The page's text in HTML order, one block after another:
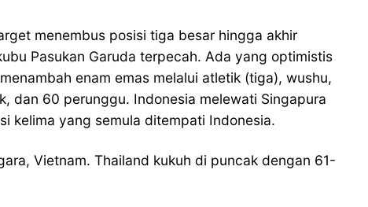
menembus posisi tiga besar hingga akhir
Pasukan Garuda terpecah. Ada yang optimistis
enam emas melalui atletik (tiga), wushu,
dan 60 perunggu. Indonesia melewati Singapura
kelima yang semula ditempati Indonesia.
Vietnam. Thailand kukuh di puncak dengan 61-